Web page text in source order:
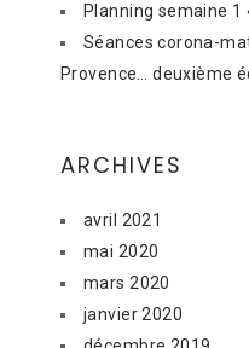
Planning semaine 1
Séances corona-
Provence… deuxième
ARCHIVES
avril 2021
mai 2020
mars 2020
janvier 2020